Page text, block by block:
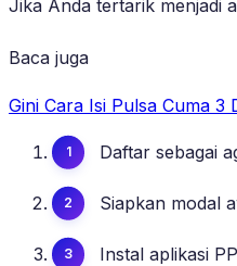
Jika Anda tertarik menjadi
Baca juga
Gini Cara Isi Pulsa Cuma 3
Daftar sebagai
Siapkan modal
Instal aplikasi